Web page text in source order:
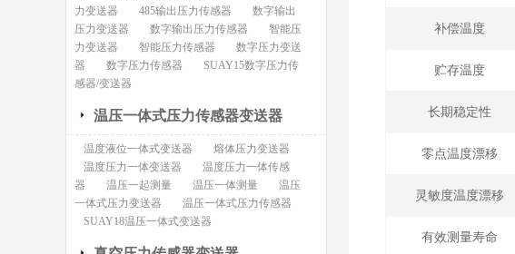
补偿温度
贮存温度
长期稳定性
零点温度漂移
灵敏度温度漂移
有效测量寿命
力变送器
485输出压力传感器
数字输出
压力变送器
数字输出压力传感器
智能压
力变送器
智能压力传感器
数字压力变送
器
数字压力传感器
SUAY15数字压力传
感器/变送器
温压一体式压力传感器变送器
温度液位一体式变送器
熔体压力变送器
温度压力一体变送器
温度压力一体传感
器
温压一起测量 温压一体测量
温压
一体式压力变送器
温压一体式压力传感器
SUAY18温压一体式变送器